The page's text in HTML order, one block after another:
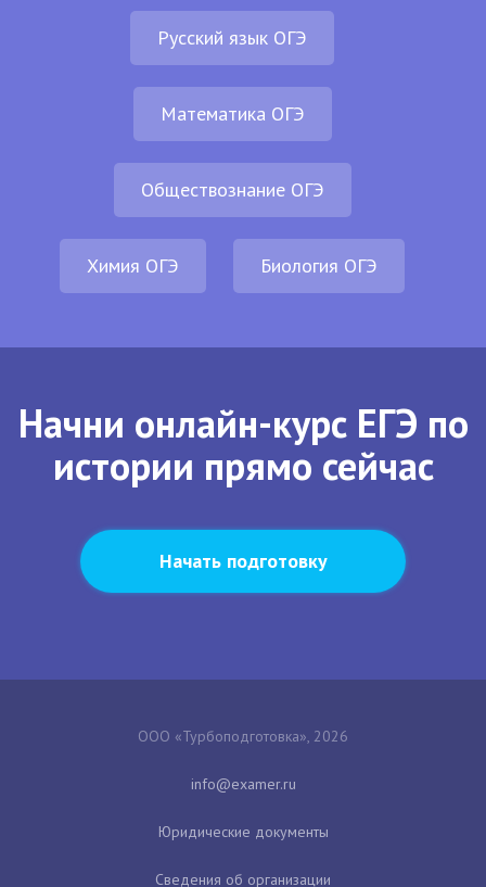
Русский язык ОГЭ
Математика ОГЭ
Обществознание ОГЭ
Химия ОГЭ Биология ОГЭ
Начни онлайн-курс ЕГЭ по
истории прямо сейчас
Начать подготовку
ООО «Турбоподготовка», 2026
Юридические документы
Сведения об организации